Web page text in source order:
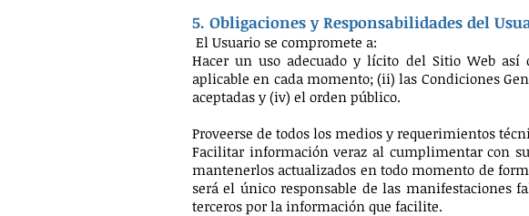
5. Obligaciones y Responsabilidades del
El Usuario se compromete a:
Hacer un uso adecuado y lícito del Sitio Web
aplicable en cada momento; (ii) las Condiciones
aceptadas y (iv) el orden público.
Proveerse de todos los medios y requerimientos
Facilitar información veraz al cumplimentar con
mantenerlos actualizados en todo momento de
será el único responsable de las manifestaciones
terceros por la información que facilite.